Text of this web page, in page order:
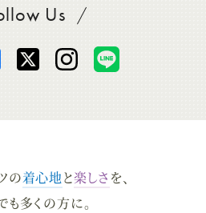
Us
SADAをフォロー
オ
ー
オ
ー
オ
ー
の着心地と楽しさ を、
も多くの方に。